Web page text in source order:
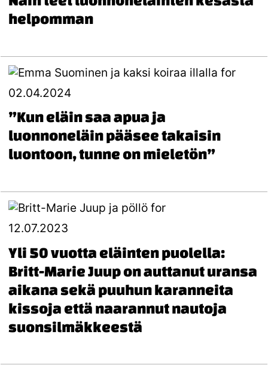
helpomman
02.04.2024
”Kun eläin saa apua ja
luonnoneläin pääsee takaisin
luontoon, tunne on mieletön”
12.07.2023
Yli 50 vuotta eläinten puolella:
Britt-Marie Juup on auttanut uransa
aikana sekä puuhun karanneita
kissoja että naarannut nautoja
suonsilmäkkeestä